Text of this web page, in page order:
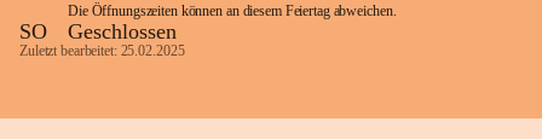
Die Öffnungszeiten können an diesem Feiertag abweichen.
SO Geschlossen
Zuletzt bearbeitet: 25.02.2025